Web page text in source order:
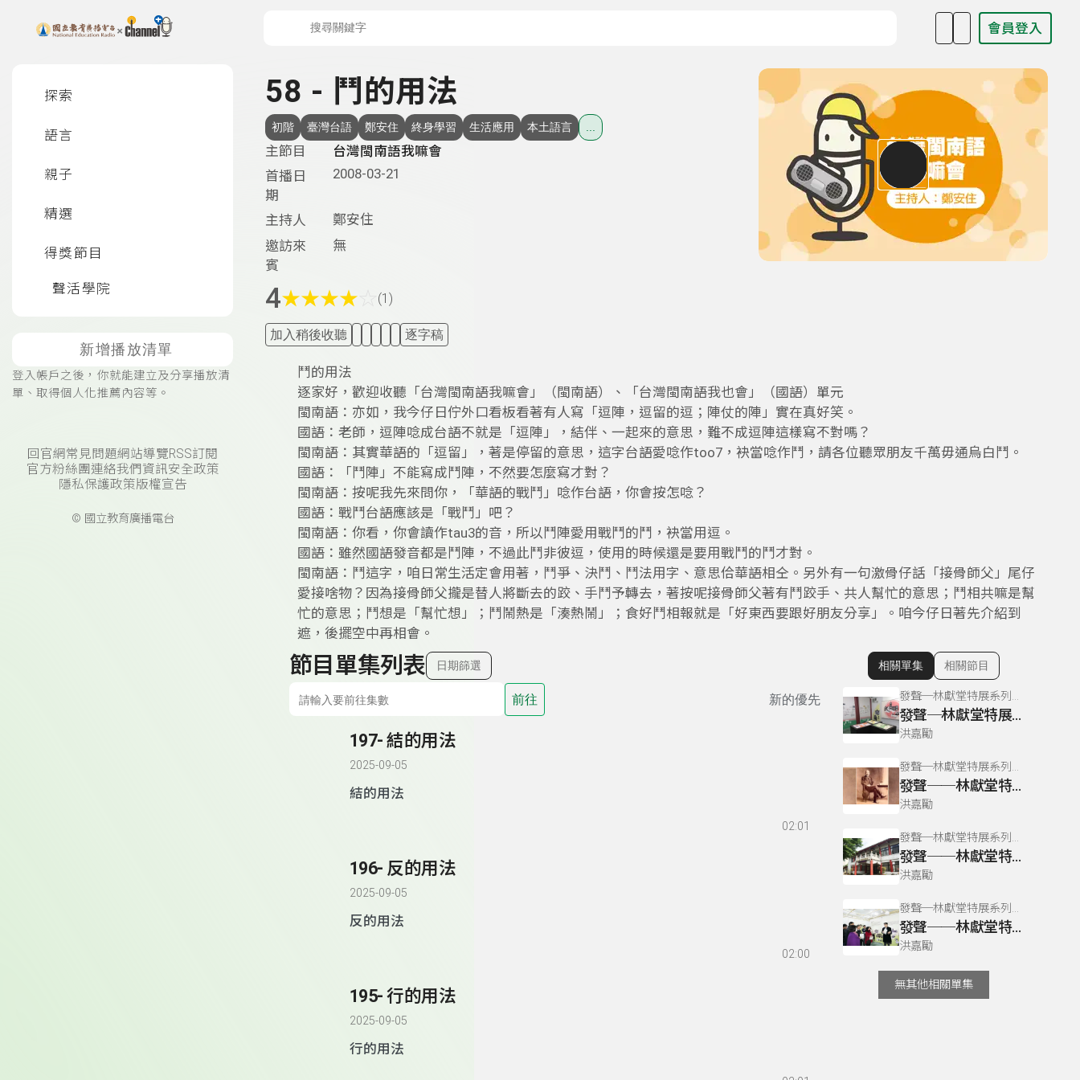
上方功能區塊 會員登入
探索
語言
親子
精選
得獎節目
聲活學院
新增播放清單
登入帳戶之後，你就能建立及分享播放清
單、取得個人化推薦內容等。
回官網常見問題網站導覽RSS訂閱
官方粉絲團連絡我們 資訊安全政策
隱私保護政策版權宣告
© 國立教育廣播電台
58 - 鬥的用法
初階 臺灣台語 鄭安住 終身學習 生活應用 本土語言
主節目
台灣閩南語我嘛會
首播日
期
2008-03-21
主持人
鄭安住
邀訪來
賓
無
4★★★★ (1)
加入稍後收聽 逐字稿
鬥的用法
逐家好，歡迎收聽「台灣閩南語我嘛會」（閩南語）、「台灣閩南語我也會」（國語）單元
閩南語：亦如，我今仔日佇外口看板看著有人寫「逗陣，逗留的逗；陣仗的陣」實在真好笑。
國語：老師，逗陣唸成台語不就是「逗陣」，結伴、一起來的意思，難不成逗陣這樣寫不對嗎？
閩南語：其實華語的「逗留」，著是停留的意思，這字台語愛唸作too7，袂當唸作鬥，請各位聽眾朋友千萬毋通烏白鬥。
國語：「鬥陣」不能寫成鬥陣，不然要怎麼寫才對？
閩南語：按呢我先來問你，「華語的戰鬥」唸作台語，你會按怎唸？
國語：戰鬥台語應該是「戰鬥」吧？
閩南語：你看，你會讀作tau3的音，所以鬥陣愛用戰鬥的鬥，袂當用逗。
國語：雖然國語發音都是鬥陣，不過此鬥非彼逗，使用的時候還是要用戰鬥的鬥才對。
閩南語：鬥這字，咱日常生活定會用著，鬥爭、決鬥、鬥法用字、意思佮華語相仝。另外有一句激骨仔話「接骨師父」尾仔
愛接啥物？因為接骨師父攏是替人將斷去的跤、手鬥予轉去，著按呢接骨師父著有鬥跤手、共人幫忙的意思；鬥相共嘛是幫
忙的意思；鬥想是「幫忙想」；鬥鬧熱是「湊熱鬧」；食好鬥相報就是「好東西要跟好朋友分享」。咱今仔日著先介紹到
遮，後擺空中再相會。
節目單集列表 日期篩選
前往 新的優先
197- 結的用法
2025-09-05
結的用法
02:01
196- 反的用法
2025-09-05
反的用法
02:00
195- 行的用法
2025-09-05
行的用法
顯示相關單集
相關單集 相關節目
發聲─林獻堂特展系列專訪
發聲─林獻堂特展系列05
洪嘉勵
發聲─林獻堂特展系列專訪
發聲──林獻堂特展系列04
洪嘉勵
發聲─林獻堂特展系列專訪
發聲──林獻堂特展系列01
洪嘉勵
發聲─林獻堂特展系列專訪
發聲──林獻堂特展系列03
洪嘉勵
無其他相關單集